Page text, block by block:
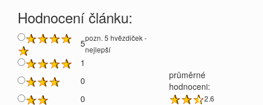
Hodnocení článku:
5pozn. 5 hvězdiček -
nejlepší
1
0
průměrné
hodnoceni:
0
2.6